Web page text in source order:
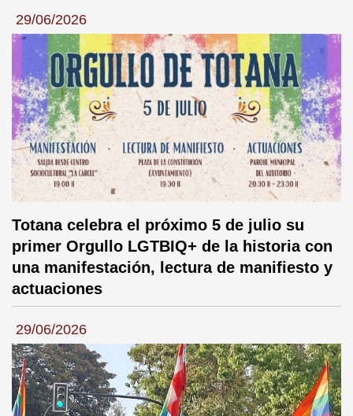
29/06/2026
Totana celebra el próximo 5 de julio su
primer Orgullo LGTBIQ+ de la historia con
una manifestación, lectura de manifiesto y
actuaciones
29/06/2026